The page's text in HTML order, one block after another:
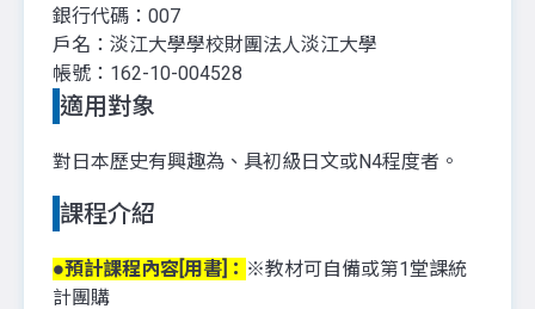
銀行代碼：007
戶名：淡江大學學校財團法人淡江大學
帳號：162-10-004528
適用對象
對日本歷史有興趣為、具初級日文或N4程度者。
課程介紹
●預計課程內容[用書]： ※教材可自備或第1堂課統
計團購